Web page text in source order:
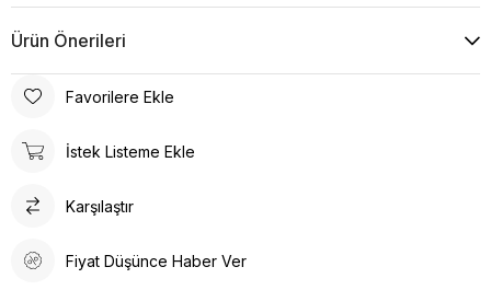
Ürün Önerileri
Favorilere Ekle
İstek Listeme Ekle
Karşılaştır
Fiyat Düşünce Haber Ver